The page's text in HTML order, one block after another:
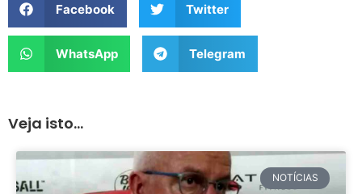
Facebook Twitter
WhatsApp Telegram
Veja isto...
NOTÍCIAS